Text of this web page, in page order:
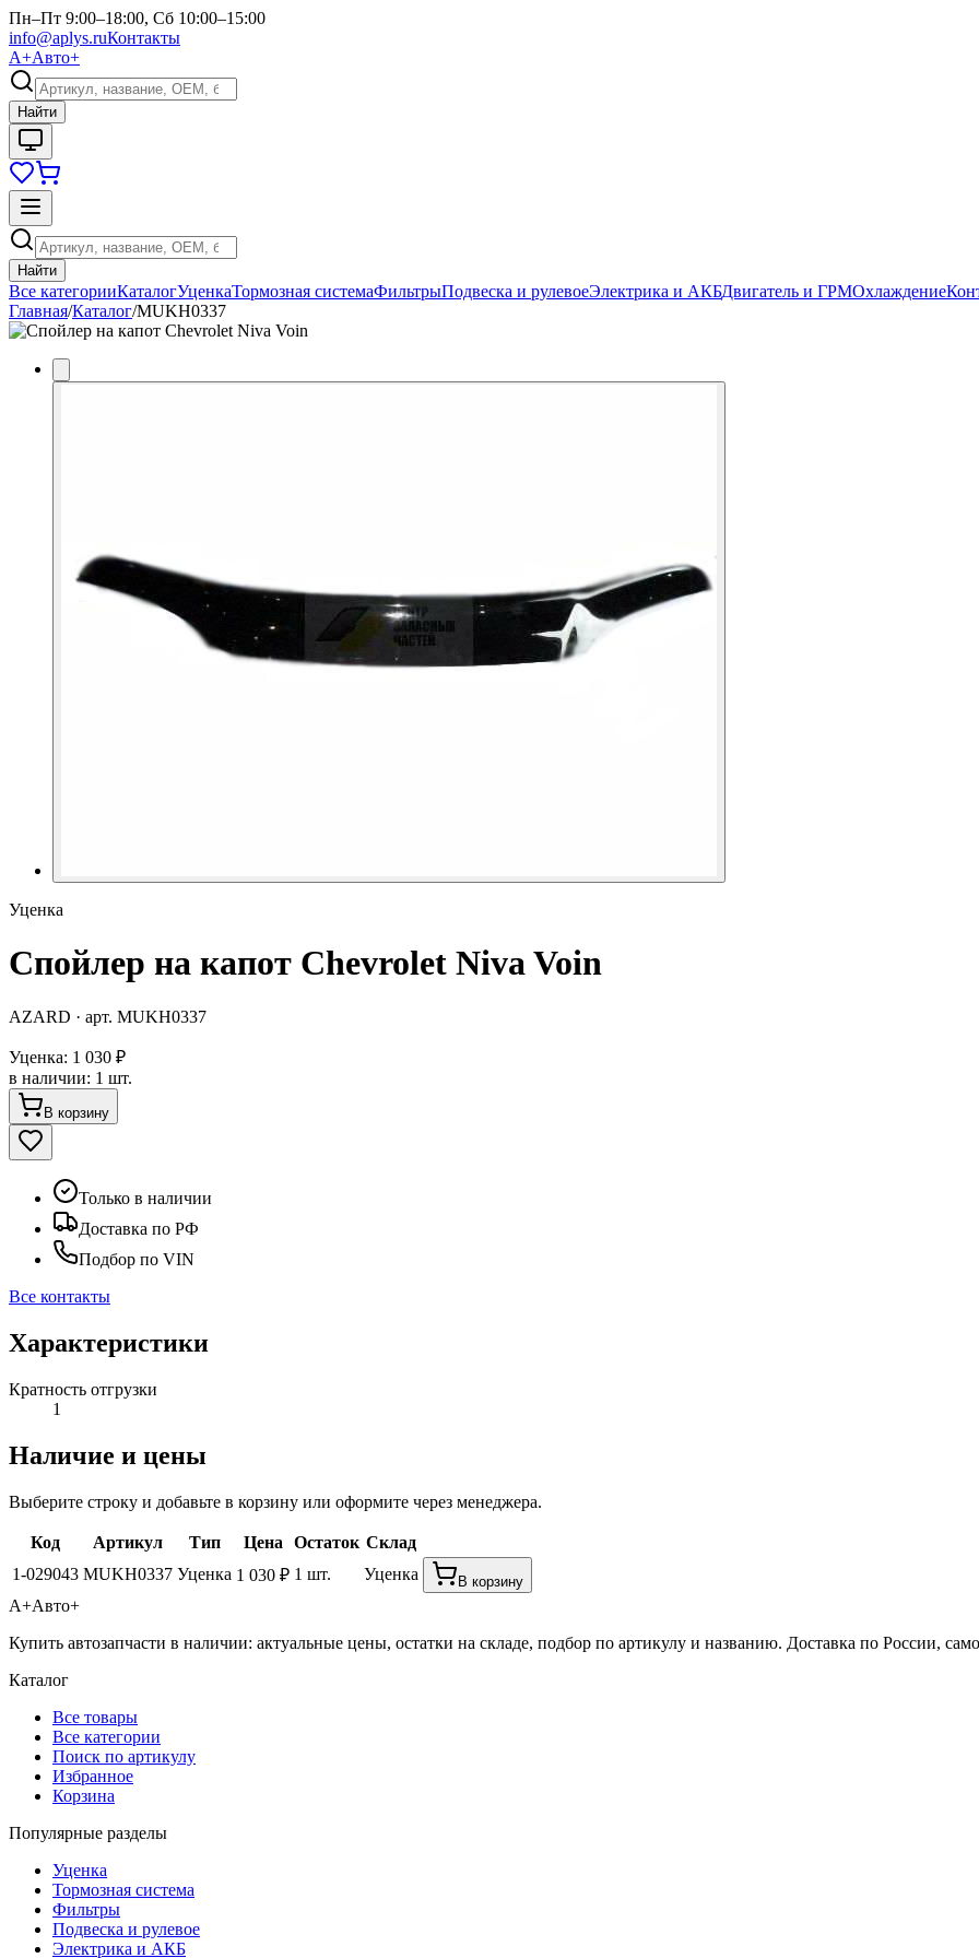
Пн–Пт 9:00–18:00, Сб 10:00–15:00
info@aplys.ruКонтакты
А+Авто+
Найти
Найти
Все категорииКаталогУценкаТормозная системаФильтрыПодвеска и рулевоеЭлектрика и АКБДвигатель и ГРМОхлаждение
Главная/Каталог/MUKH0337
Уценка
Спойлер на капот Chevrolet Niva Voin
AZARD · арт. MUKH0337
Уценка: 1 030 ₽
в наличии: 1 шт.
В корзину
Только в наличии
Доставка по РФ
Подбор по VIN
Все контакты
Характеристики
Кратность отгрузки
1
Наличие и цены
Выберите строку и добавьте в корзину или оформите через менеджера.
Код Артикул Тип Цена Остаток Склад
1-029043 MUKH0337 Уценка 1 030 ₽ 1 шт. Уценка В корзину
А+Авто+
Купить автозапчасти в наличии: актуальные цены, остатки на складе, подбор по артикулу и названию. Доставка по России,
Каталог
Все товары
Все категории
Поиск по артикулу
Избранное
Корзина
Популярные разделы
Уценка
Тормозная система
Фильтры
Подвеска и рулевое
Электрика и АКБ